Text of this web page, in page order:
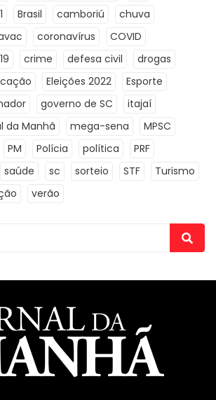
Brasil camboriú
chuva
coronavírus
COVID
crime defesa civil
drogas
Eleições 2022
Esporte
governo de SC
itajaí
da Manhã mega-sena
MPSC
PM Polícia política
PRF
saúde sc sorteio STF
Turismo
verão